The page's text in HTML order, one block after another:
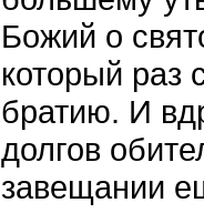
Божий о
который раз
братию. И
долгов
завещании